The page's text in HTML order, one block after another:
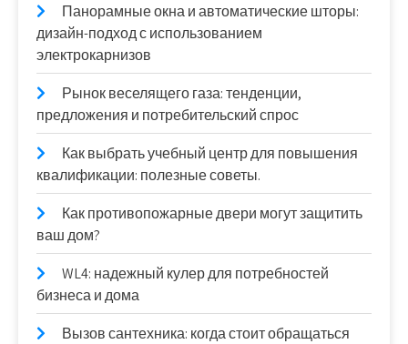
Панорамные окна и автоматические шторы:
дизайн-подход с использованием
электрокарнизов
Рынок веселящего газа: тенденции,
предложения и потребительский спрос
Как выбрать учебный центр для повышения
квалификации: полезные советы.
Как противопожарные двери могут защитить
ваш дом?
WL4: надежный кулер для потребностей
бизнеса и дома
Вызов сантехника: когда стоит обращаться